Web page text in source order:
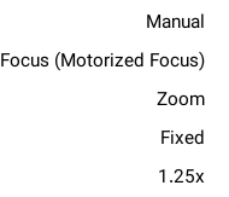
Manual
(Motorized Focus)
Zoom
Fixed
1.25x